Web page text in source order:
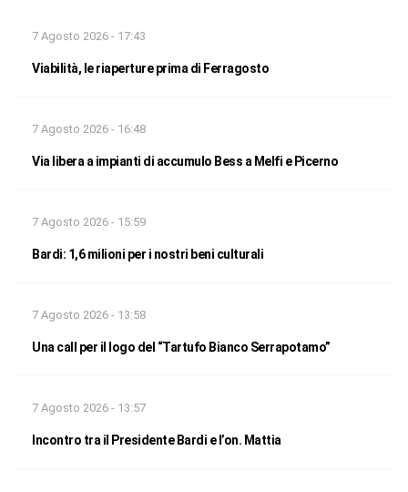
7 Agosto 2026 - 17:43
Viabilità, le riaperture prima di Ferragosto
7 Agosto 2026 - 16:48
Via libera a impianti di accumulo Bess a Melfi e Picerno
7 Agosto 2026 - 15:59
Bardi: 1,6 milioni per i nostri beni culturali
7 Agosto 2026 - 13:58
Una call per il logo del “Tartufo Bianco Serrapotamo”
7 Agosto 2026 - 13:57
Incontro tra il Presidente Bardi e l’on. Mattia